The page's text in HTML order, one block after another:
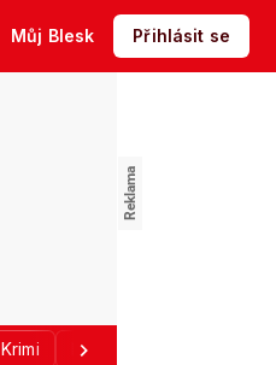
Můj Blesk Přihlásit se
Krimi Donald Trump